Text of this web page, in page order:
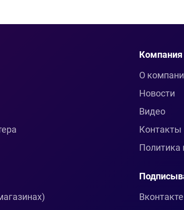
Компания
О
Новости
Видео
Контакты
Политика
Вконтакте